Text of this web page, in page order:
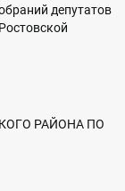
депутатов
РАЙОНА ПО